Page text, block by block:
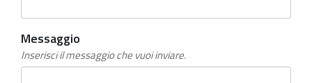
Messaggio
Inserisci il messaggio che vuoi inviare.